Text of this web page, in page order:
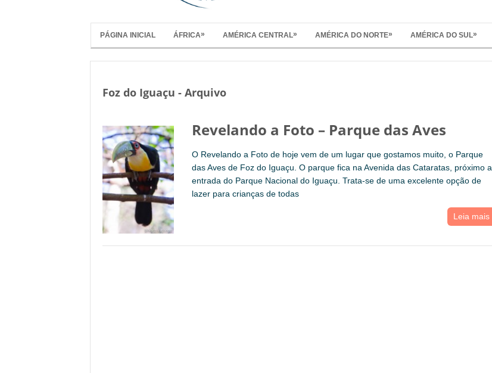
PÁGINA INICIAL ÁFRICA» AMÉRICA CENTRAL» AMÉRICA DO NORTE» AMÉRICA DO SUL»
Foz do Iguaçu - Arquivo
Revelando a Foto – Parque das Aves
O Revelando a Foto de hoje vem de um lugar que gostamos muito, o Parque
das Aves de Foz do Iguaçu. O parque fica na Avenida das Cataratas, próximo a
entrada do Parque Nacional do Iguaçu. Trata-se de uma excelente opção de
lazer para crianças de todas
Leia mais